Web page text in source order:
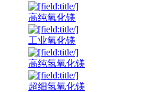
高纯氧化镁
工业氧化镁
高纯氢氧化镁
超细氢氧化镁